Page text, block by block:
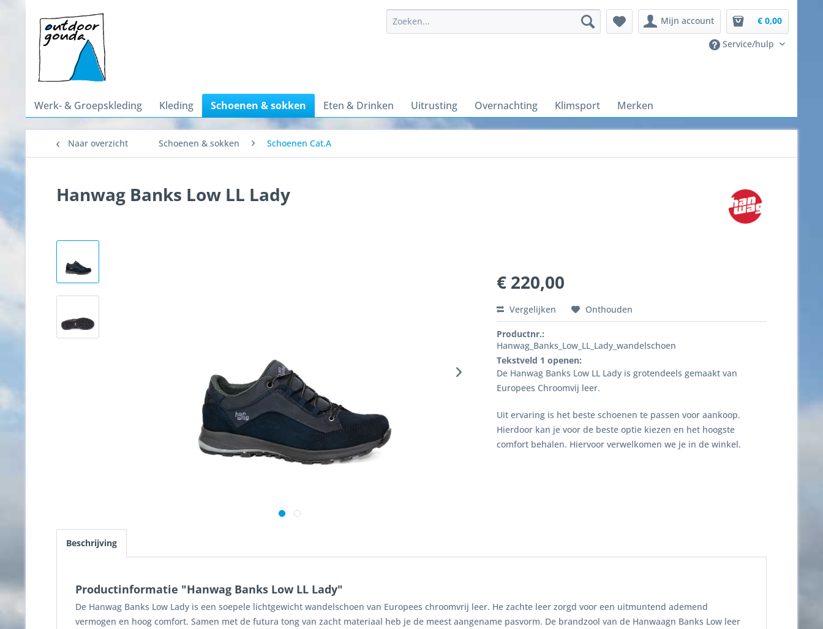
Mijn account
€ 0,00
Service/hulp
Werk- & Groepskleding Kleding Schoenen & sokken Eten & Drinken Uitrusting Overnachting Klimsport Merken
Naar overzicht Schoenen & sokken Schoenen Cat.A
Hanwag Banks Low LL Lady
€ 220,00
Vergelijken Onthouden
Productnr.:
Hanwag_Banks_Low_LL_Lady_wandelschoen
Tekstveld 1 openen:
De Hanwag Banks Low LL Lady is grotendeels gemaakt van
Europees Chroomvij leer.
Uit ervaring is het beste schoenen te passen voor aankoop.
Hierdoor kan je voor de beste optie kiezen en het hoogste
comfort behalen. Hiervoor verwelkomen we je in de winkel.
Beschrijving
Productinformatie "Hanwag Banks Low LL Lady"
De Hanwag Banks Low Lady is een soepele lichtgewicht wandelschoen van Europees chroomvrij leer. He zachte leer zorgd voor een uitmuntend ademend
vermogen en hoog comfort. Samen met de futura tong van zacht materiaal heb je de meest aangename pasvorm. De brandzool van de Hanwaagn Banks Low leer